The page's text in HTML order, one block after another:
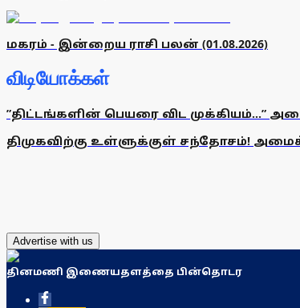
மகரம் - இன்றைய ராசி பலன் (01.08.2026)
விடியோக்கள்
”திட்டங்களின் பெயரை விட முக்கியம்...”
திமுகவிற்கு உள்ளுக்குள் சந்தோசம்!
Advertise with us
தினமணி இணையதளத்தை பின்தொடர